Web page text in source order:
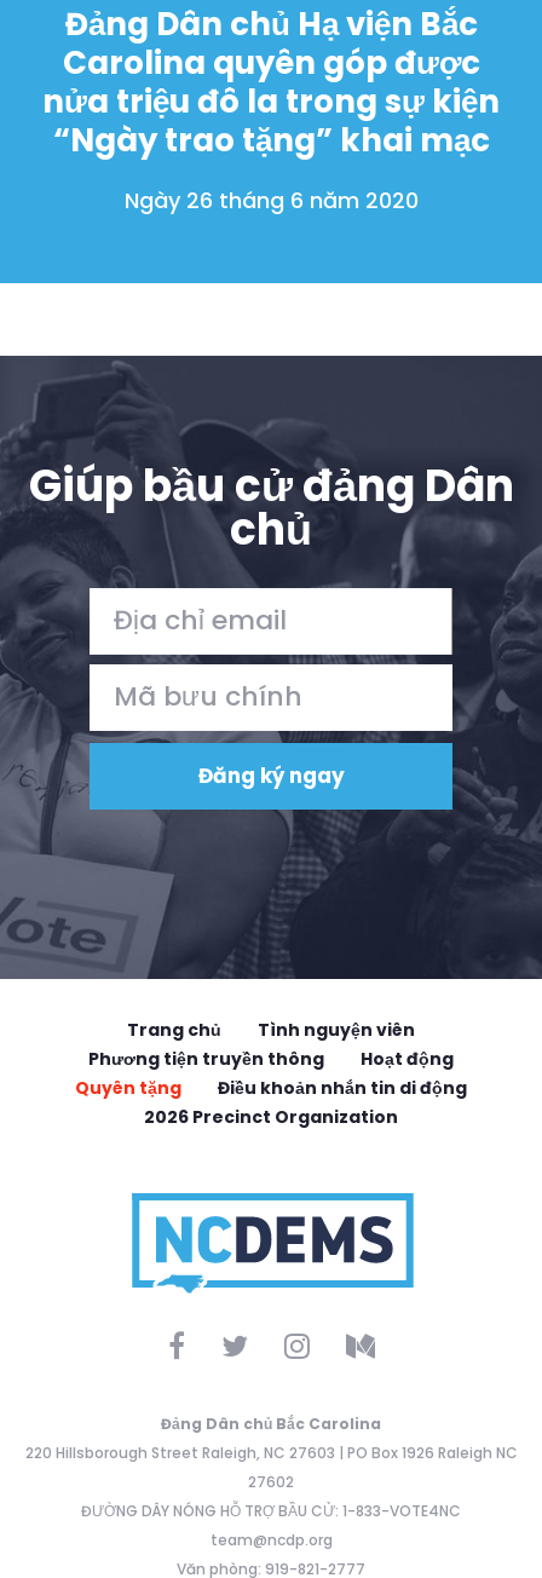
Đảng Dân chủ Hạ viện Bắc
Carolina quyên góp được
nửa triệu đô la trong sự kiện
“Ngày trao tặng” khai mạc
Ngày 26 tháng 6 năm 2020
Giúp bầu cử đảng Dân
chủ
Trang chủ
Tình nguyện viên
Phương tiện truyền thông
Hoạt động
Quyên tặng
Điều khoản nhắn tin di động
2026 Precinct Organization
Đảng Dân chủ Bắc Carolina
220 Hillsborough Street Raleigh, NC 27603 | PO Box 1926 Raleigh NC
27602
ĐƯỜNG DÂY NÓNG HỖ TRỢ BẦU CỬ: 1-833-VOTE4NC
team@ncdp.org
Văn phòng: 919-821-2777